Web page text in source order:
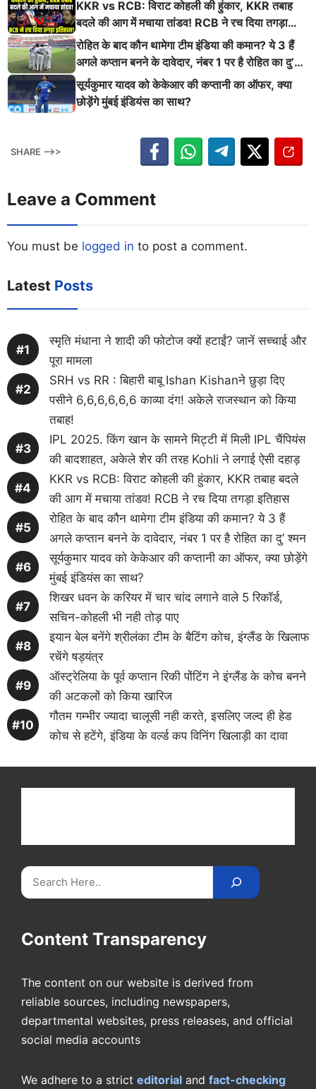
KKR vs RCB: विराट कोहली की हुंकार, KKR तबाह
बदले की आग में मचाया तांडव! RCB ने रच दिया तगड़ा
इतिहास
रोहित के बाद कौन थामेगा टीम इंडिया की कमान? ये 3 हैं
अगले कप्तान बनने के दावेदार, नंबर 1 पर है रोहित का दु’
श्मन
सूर्यकुमार यादव को केकेआर की कप्तानी का ऑफर, क्या
छोड़ेंगे मुंबई इंडियंस का साथ?
SHARE -->>
Leave a Comment
You must be logged in to post a comment.
Latest Posts
स्मृति मंधाना ने शादी की फोटोज क्यों हटाईं? जानें सच्चाई और
पूरा मामला
SRH vs RR : बिहारी बाबू Ishan Kishanने छुड़ा दिए
पसीने 6,6,6,6,6,6 काव्या दंग! अकेले राजस्थान को किया
तबाह!
IPL 2025. किंग खान के सामने मिट्टी में मिली IPL चैंपियंस
की बादशाहत, अकेले शेर की तरह Kohli ने लगाई ऐसी दहाड़
KKR vs RCB: विराट कोहली की हुंकार, KKR तबाह बदले
की आग में मचाया तांडव! RCB ने रच दिया तगड़ा इतिहास
रोहित के बाद कौन थामेगा टीम इंडिया की कमान? ये 3 हैं
अगले कप्तान बनने के दावेदार, नंबर 1 पर है रोहित का दु’ श्मन
सूर्यकुमार यादव को केकेआर की कप्तानी का ऑफर, क्या छोड़ेंगे
मुंबई इंडियंस का साथ?
शिखर धवन के करियर में चार चांद लगाने वाले 5 रिकॉर्ड,
सचिन-कोहली भी नही तोड़ पाए
इयान बेल बनेंगे श्रीलंका टीम के बैटिंग कोच, इंग्लैंड के खिलाफ
रचेंगे षड्यंत्र
ऑस्ट्रेलिया के पूर्व कप्तान रिकी पोंटिंग ने इंग्लैंड के कोच बनने
की अटकलों को किया खारिज
गौतम गम्भीर ज्यादा चालूसी नही करते, इसलिए जल्द ही हेड
कोच से हटेंगे, इंडिया के वर्ल्ड कप विनिंग खिलाड़ी का दावा
Search
Content Transparency
The content on our website is derived from
reliable sources, including newspapers,
departmental websites, press releases, and official
social media accounts
We adhere to a strict editorial and fact-checking